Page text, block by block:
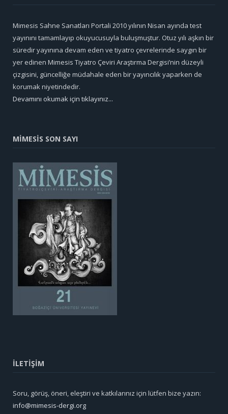
Mimesis Sahne Sanatları Portali 2010 yılının Nisan ayında test
yayınını tamamlayıp okuyucusuyla buluşmuştur. Otuz yılı aşkın bir
süredir yayınına devam eden ve tiyatro çevrelerinde saygın bir
yer edinen Mimesis Tiyatro Çeviri Araştırma Dergisi’nin düzeyli
çizgisini, güncelliğe müdahale eden bir yayıncılık yaparken de
korumak niyetindedir.
Devamını okumak için tıklayınız...
MİMESİS SON SAYI
İLETİŞİM
Soru, görüş, öneri, eleştiri ve katkılarınız için lütfen bize yazın:
info@mimesis-dergi.org